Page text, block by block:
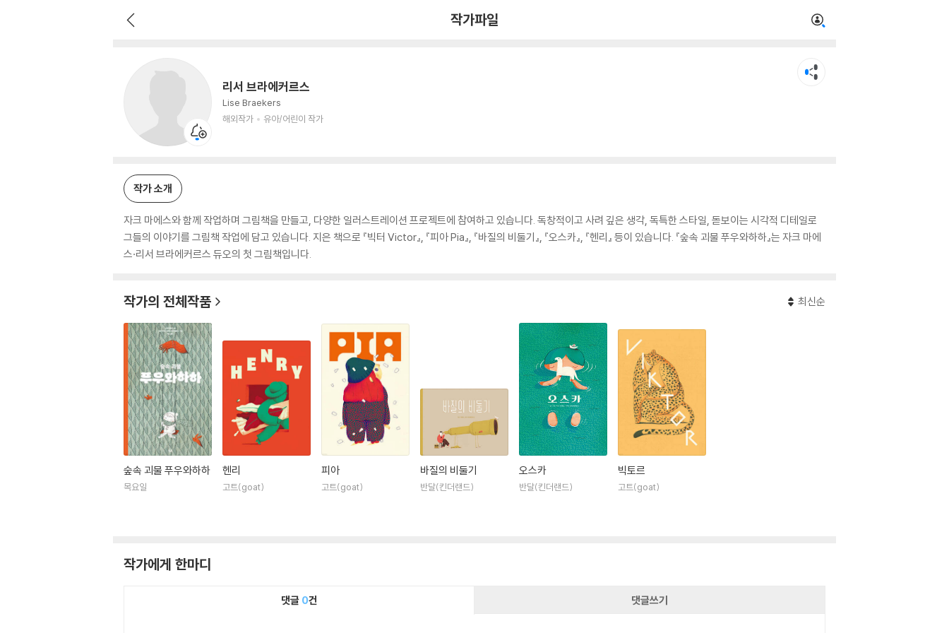
작가파일
리서 브라에커르스
Lise Braekers
해외작가
유아/어린이 작가
작가 소개
자크 마에스와 함께 작업하며 그림책을 만들고, 다양한 일러스트레이션 프로젝트에 참여하고 있습니다. 독창적이고 사려 깊은 생각, 독특한 스타일, 돋보이는 시각적 디테일로
그들의 이야기를 그림책 작업에 담고 있습니다. 지은 책으로 『빅터 Victor』, 『피아 Pia』, 『바질의 비둘기』, 『오스카』, 『헨리』 등이 있습니다. 『숲속 괴물 푸우와하하』는 자크 마에
스·리서 브라에커르스 듀오의 첫 그림책입니다.
작가의 전체작품 최신순
숲속 괴물 푸우와하하
목요일
헨리
고트(goat)
피아
고트(goat)
바질의 비둘기
반달(킨더랜드)
오스카
반달(킨더랜드)
빅토르
고트(goat)
작가에게 한마디
댓글 0건 댓글쓰기